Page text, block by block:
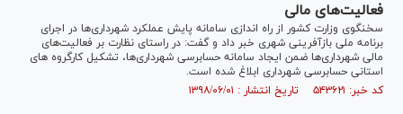
فعالیت‌های مالی
سخنگوی وزارت کشور از راه اندازی سامانه پایش عملکرد شهرداری‌ها در اجرای
برنامه ملی بازآفرینی شهری خبر داد و گفت: در راستای نظارت بر فعالیت‌های
مالی شهرداری‌ها ضمن ایجاد سامانه حسابرسی شهرداری‌ها، تشکیل کارگروه های
استانی حسابرسی شهرداری ابلاغ شده است.
کد خبر: ۵۴۳۶۲۱ تاریخ انتشار : ۱۳۹۸/۰۶/۰۱